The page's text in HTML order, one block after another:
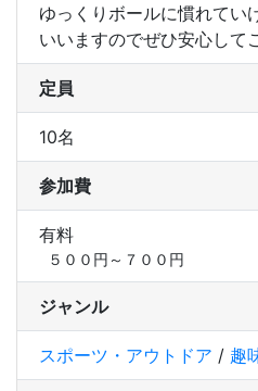
ゆっくりボールに慣れてい
定員
10名
参加費
有料
５００円～７００円
ジャンル
スポーツ・アウトドア / 趣